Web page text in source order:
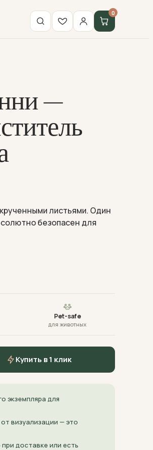
0
—
листьями. Один
безопасен для
Pet-safe
для животных
Купить в 1 клик
экземпляра для
визуализации — это
доставке или есть